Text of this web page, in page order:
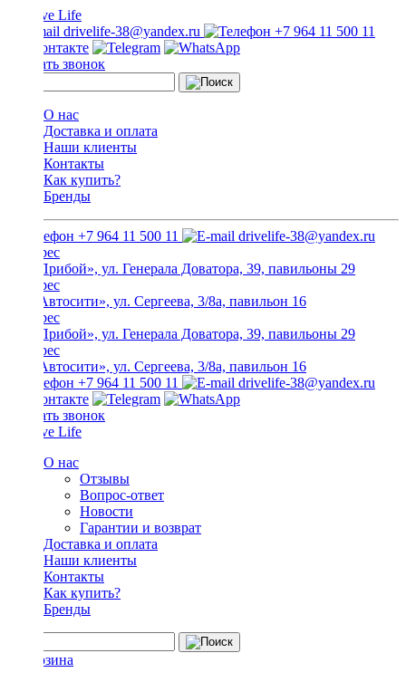
drivelife-38@yandex.ru +7 964 11 500 11
Заказать звонок
О нас
Доставка и оплата
Наши клиенты
Контакты
Как купить?
Бренды
+7 964 11 500 11 drivelife-38@yandex.ru
ТЦ «Прибой», ул. Генерала Доватора, 39, павильоны 29
ТЦ «Автосити», ул. Сергеева, 3/8а, павильон 16
ТЦ «Прибой», ул. Генерала Доватора, 39, павильоны 29
ТЦ «Автосити», ул. Сергеева, 3/8а, павильон 16
+7 964 11 500 11
drivelife-38@yandex.ru
Заказать звонок
О нас
Отзывы
Вопрос-ответ
Новости
Гарантии и возврат
Доставка и оплата
Наши клиенты
Контакты
Как купить?
Бренды